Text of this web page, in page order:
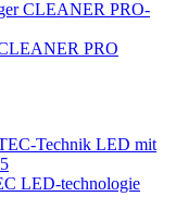
PRO
LED-technologie